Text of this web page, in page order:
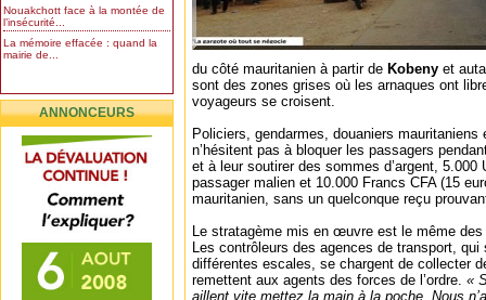
Nouakchott face à la montée de
l’insécurité...
La mémoire effacée : quand la
mairie de...
ANNONCEURS
du côté mauritanien à partir de Kobeny et
sont des zones grises où les arnaques ont
voyageurs se croisent.
Policiers, gendarmes, douaniers
n’hésitent pas à bloquer les passagers
et à leur soutirer des sommes d’argent, 5.000
passager malien et 10.000 Francs CFA (15
mauritanien, sans un quelconque reçu
Le stratagème mis en œuvre est le même
Les contrôleurs des agences de transport,
différentes escales, se chargent de collecter
remettent aux agents des forces de l’ordre. «
aillent vite mettez la main à la poche. Nous